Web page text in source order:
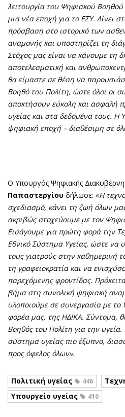
λειτουργία του Ψηφιακού Βοηθού
μια νέα εποχή για το ΕΣΥ. Δίνει
πρόσβαση στο ιστορικό των
αναμονής και υποστηρίζει τη
Στόχος μας είναι να κάνουμε τη
αποτελεσματική και
θα είμαστε σε θέση να
Βοηθό του Πολίτη, ώστε όλοι οι
αποκτήσουν εύκολη και ασφαλή
υγείας και στα δεδομένα τους. Η
ψηφιακή εποχή – διαθέσιμη σε
Ο Υπουργός Ψηφιακής
Παπαστεργίου δήλωσε: «Η
σχεδιασμό, κάνει τη ζωή όλων
ακριβώς στοχεύουμε με τον
Εισάγουμε για πρώτη φορά την
Εθνικό Σύστημα Υγείας, ώστε να
τους γιατρούς στην καθημερινή
τη γραφειοκρατία και να
παρεχόμενης φροντίδας.
βήμα στη συνολική ψηφιακή
υλοποιούμε σε συνεργασία με το
φορέα μας, της ΗΔΙΚΑ. Σύντομα,
Βοηθός του Πολίτη για την
σύστημα υγείας πιο έξυπνο,
προς όφελος όλων».
Πολιτική υγείας 446
Υπουργείο υγείας 410